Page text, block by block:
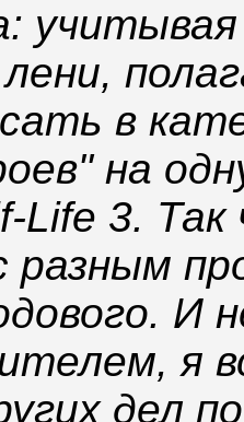
лени,
в
на
Life 3.
разным
И
я
дел